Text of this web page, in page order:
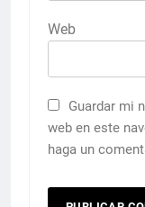
Web
Guardar mi
web en este
haga un